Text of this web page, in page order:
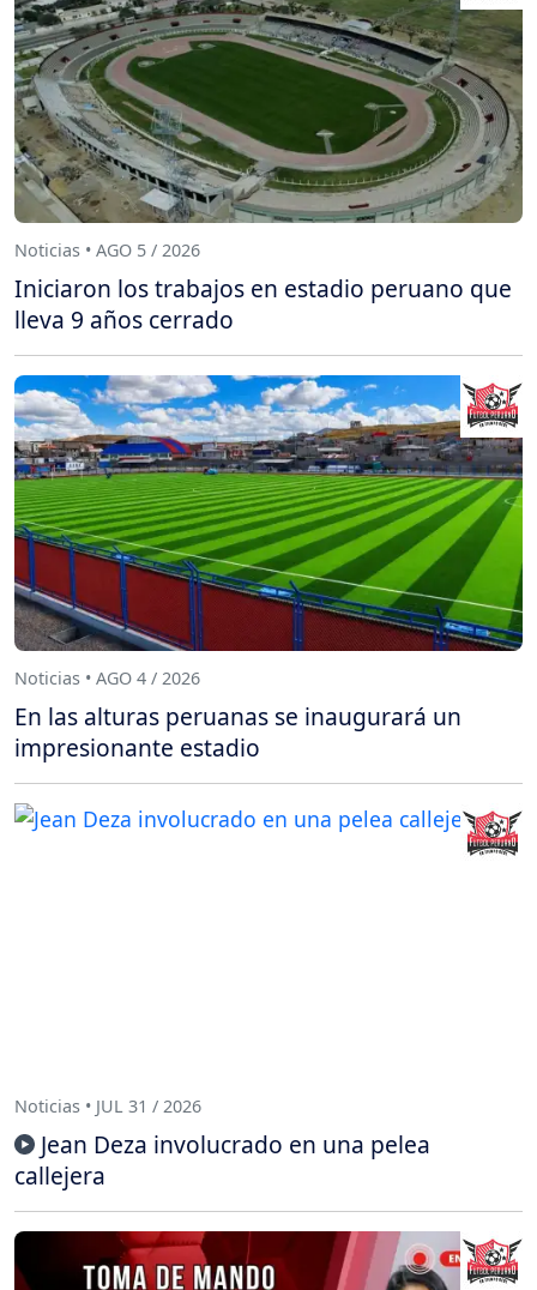
Noticias • AGO 5 / 2026
Iniciaron los trabajos en estadio peruano que
lleva 9 años cerrado
Noticias • AGO 4 / 2026
En las alturas peruanas se inaugurará un
impresionante estadio
Noticias • JUL 31 / 2026
Jean Deza involucrado en una pelea
callejera